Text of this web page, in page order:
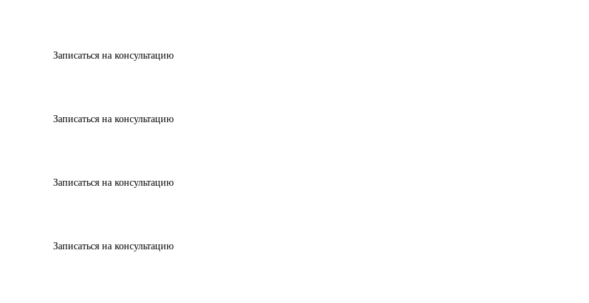
Записаться на консультацию
Записаться на консультацию
Записаться на консультацию
Записаться на консультацию